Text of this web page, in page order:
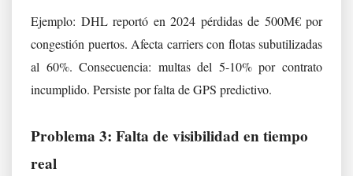
Ejemplo: DHL reportó en 2024 pérdidas de 500M€ por
congestión puertos. Afecta carriers con flotas subutilizadas
al 60%. Consecuencia: multas del 5-10% por contrato
incumplido. Persiste por falta de GPS predictivo.
Problema 3: Falta de visibilidad en tiempo
real